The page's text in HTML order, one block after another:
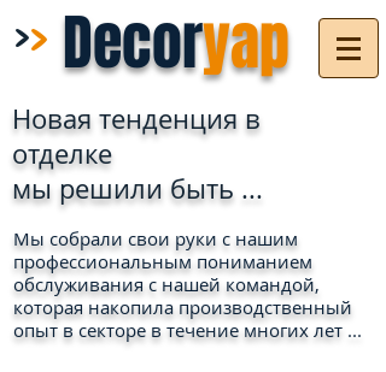
>>Decoryap
Новая тенденция в
отделке
мы решили быть ...
Мы собрали свои руки с нашим
профессиональным пониманием
обслуживания с нашей командой,
которая накопила производственный
опыт в секторе в течение многих лет ...